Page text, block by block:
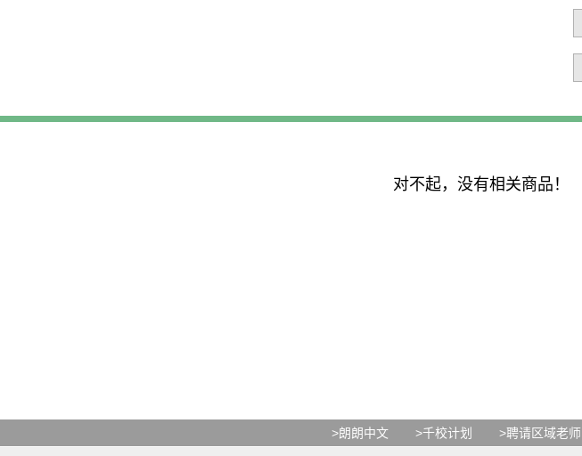
对不起，没有相关商品！
>朗朗中文 >千校计划 >聘请区域老师